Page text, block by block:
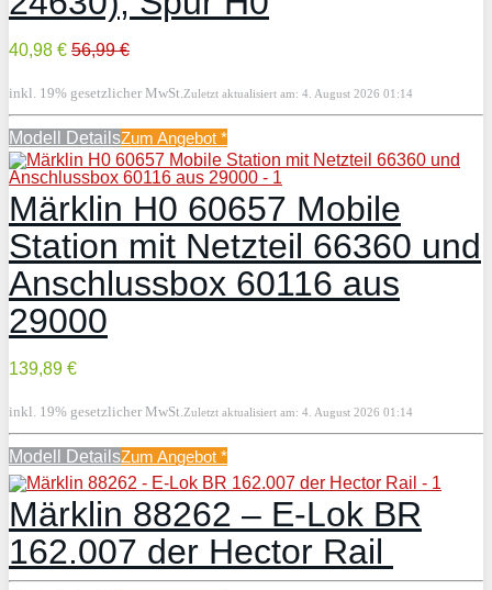
40,98 € 56,99 €
inkl. 19% gesetzlicher MwSt. Zuletzt aktualisiert am: 4. August 2026 01:14
Modell DetailsZum Angebot *
Märklin H0 60657 Mobile
Station mit Netzteil 66360 und
Anschlussbox 60116 aus
29000
139,89 €
inkl. 19% gesetzlicher MwSt. Zuletzt aktualisiert am: 4. August 2026 01:14
Modell DetailsZum Angebot *
Märklin 88262 – E-Lok BR
162.007 der Hector Rail